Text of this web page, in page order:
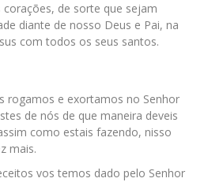
de sorte que sejam
diante de nosso Deus e Pai, na
com todos os seus santos.
rogamos e exortamos no Senhor
de nós de que maneira deveis
como estais fazendo, nisso
mais.
vos temos dado pelo Senhor